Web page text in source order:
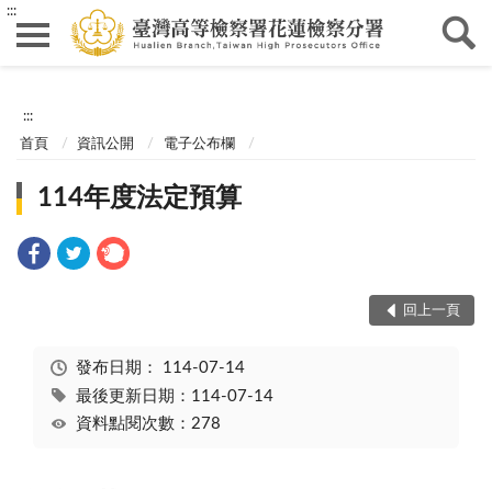
:::
:::
首頁 資訊公開 電子公布欄
114年度法定預算
回上一頁
發布日期： 114-07-14
最後更新日期：114-07-14
資料點閱次數：278